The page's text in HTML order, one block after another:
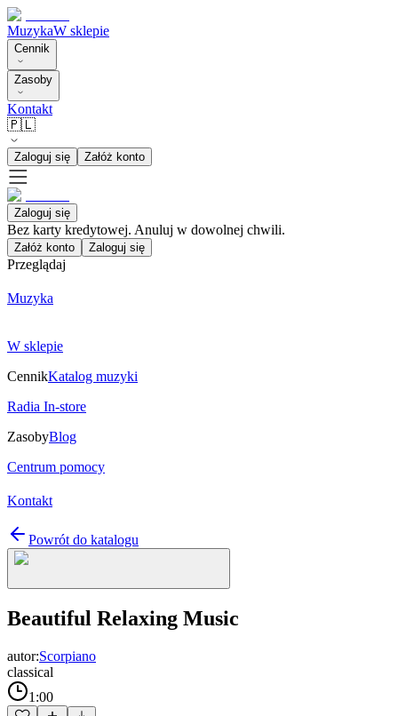
MuzykaW sklepie
Cennik
Zasoby
Kontakt
🇵🇱
Zaloguj się Załóż konto
Zaloguj się
Bez karty kredytowej. Anuluj w dowolnej chwili.
Załóż konto Zaloguj się
Przeglądaj
Muzyka
W sklepie
CennikKatalog muzyki
Radia In-store
ZasobyBlog
Centrum pomocy
Kontakt
Powrót do katalogu
Beautiful Relaxing Music
autor:Scorpiano
classical
1:00